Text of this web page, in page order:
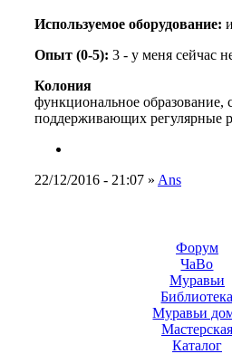
Используемое оборудование:
Опыт (0-5): 3 - у меня сейчас
Колония
функциональное образование,
поддерживающих регулярные
22/12/2016 - 21:07 » Ans
Форум
ЧаВо
Муравьи
Муравьи
Мастерская
Каталог